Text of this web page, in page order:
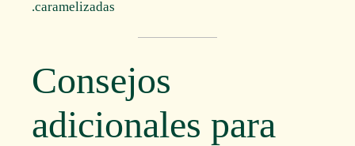
caramelizadas.
Consejos
adicionales para